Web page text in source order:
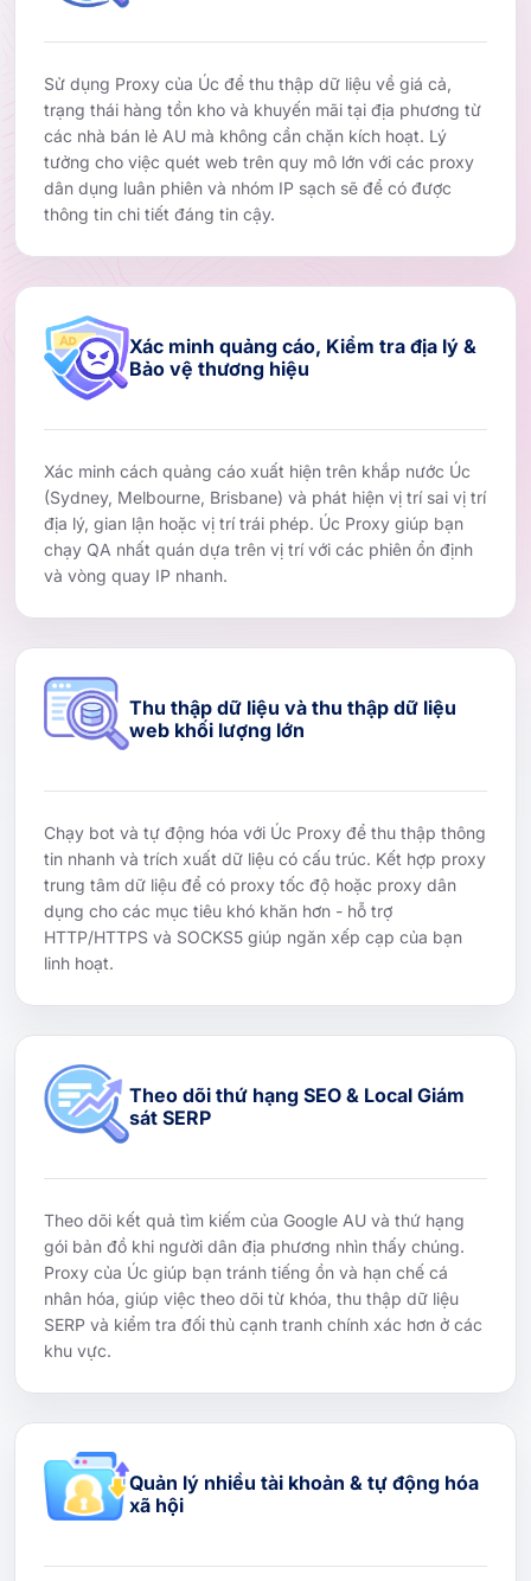
Sử dụng Proxy của Úc để thu thập dữ liệu về giá cả,
trạng thái hàng tồn kho và khuyến mãi tại địa phương từ
các nhà bán lẻ AU mà không cần chặn kích hoạt. Lý
tưởng cho việc quét web trên quy mô lớn với các proxy
dân dụng luân phiên và nhóm IP sạch sẽ để có được
thông tin chi tiết đáng tin cậy.
Xác minh quảng cáo, Kiểm tra địa lý &
Bảo vệ thương hiệu
Xác minh cách quảng cáo xuất hiện trên khắp nước Úc
(Sydney, Melbourne, Brisbane) và phát hiện vị trí sai vị trí
địa lý, gian lận hoặc vị trí trái phép. Úc Proxy giúp bạn
chạy QA nhất quán dựa trên vị trí với các phiên ổn định
và vòng quay IP nhanh.
Thu thập dữ liệu và thu thập dữ liệu
web khối lượng lớn
Chạy bot và tự động hóa với Úc Proxy để thu thập thông
tin nhanh và trích xuất dữ liệu có cấu trúc. Kết hợp proxy
trung tâm dữ liệu để có proxy tốc độ hoặc proxy dân
dụng cho các mục tiêu khó khăn hơn - hỗ trợ
HTTP/HTTPS và SOCKS5 giúp ngăn xếp cạp của bạn
linh hoạt.
Theo dõi thứ hạng SEO & Local Giám
sát SERP
Theo dõi kết quả tìm kiếm của Google AU và thứ hạng
gói bản đồ khi người dân địa phương nhìn thấy chúng.
Proxy của Úc giúp bạn tránh tiếng ồn và hạn chế cá
nhân hóa, giúp việc theo dõi từ khóa, thu thập dữ liệu
SERP và kiểm tra đối thủ cạnh tranh chính xác hơn ở các
khu vực.
Quản lý nhiều tài khoản & tự động hóa
xã hội